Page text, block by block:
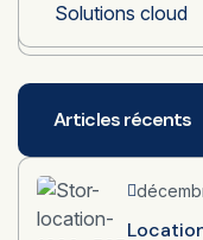
Solutions cloud
Articles récents